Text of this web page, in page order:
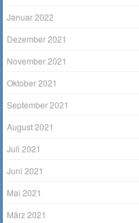
Januar 2022
Dezember 2021
November 2021
Oktober 2021
September 2021
August 2021
Juli 2021
Juni 2021
Mai 2021
März 2021